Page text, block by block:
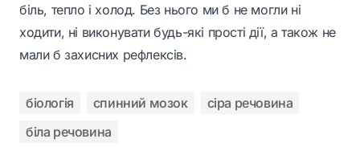
біль, тепло і холод. Без нього ми б не могли ні
ходити, ні виконувати будь-які прості дії, а також не
мали б захисних рефлексів.
біологія спинний мозок
сіра речовина
біла речовина